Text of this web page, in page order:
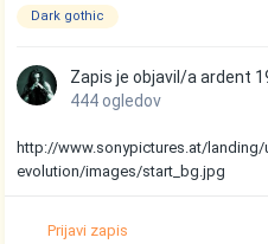
Dark gothic
Zapis je objavil/aardent
444 ogledov
http://www.sonypictures.at/
evolution/images/start_bg.jpg
Prijavi zapis